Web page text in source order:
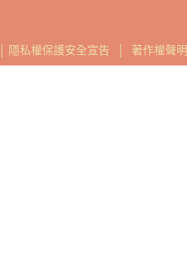
隱私權保護安全宣告 著作權聲明